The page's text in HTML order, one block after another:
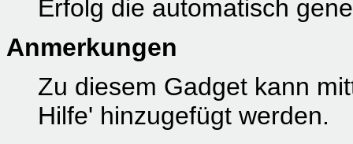
Erfolg die automatisch
Anmerkungen
Zu diesem Gadget kann
Hilfe' hinzugefügt werden.